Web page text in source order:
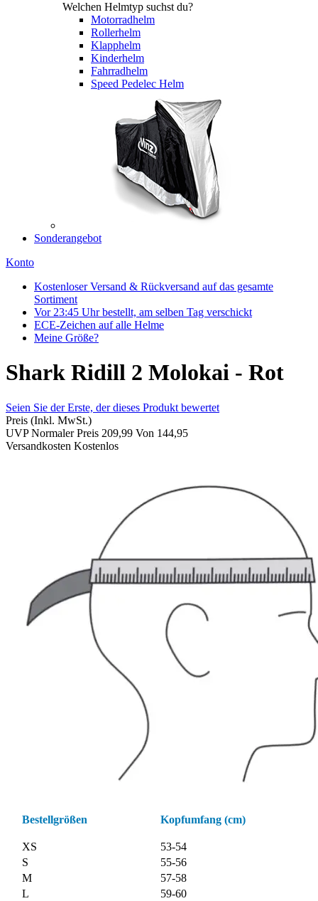
Welchen Helmtyp suchst du?
Motorradhelm
Rollerhelm
Klapphelm
Kinderhelm
Fahrradhelm
Speed Pedelec Helm
Sonderangebot
Konto
Kostenloser Versand & Rückversand auf das gesamte
Sortiment
Vor 23:45 Uhr bestellt, am selben Tag verschickt
ECE-Zeichen auf alle Helme
Meine Größe?
Shark Ridill 2 Molokai - Rot
Seien Sie der Erste, der dieses Produkt bewertet
Preis (Inkl. MwSt.)
UVPNormaler Preis 209,99 Von 144,95
Versandkosten Kostenlos
Bestellgrößen Kopfumfang (cm)
XS
53-54
S
55-56
M
57-58
L
59-60